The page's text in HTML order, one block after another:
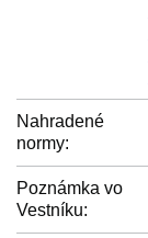
Nahradené
normy:
Poznámka vo
Vestníku: